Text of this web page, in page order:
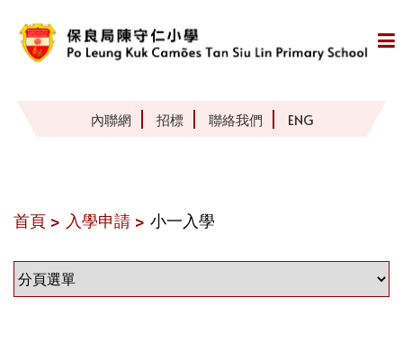
內聯網 招標 聯絡我們 ENG
首頁 > 入學申請 > 小一入學